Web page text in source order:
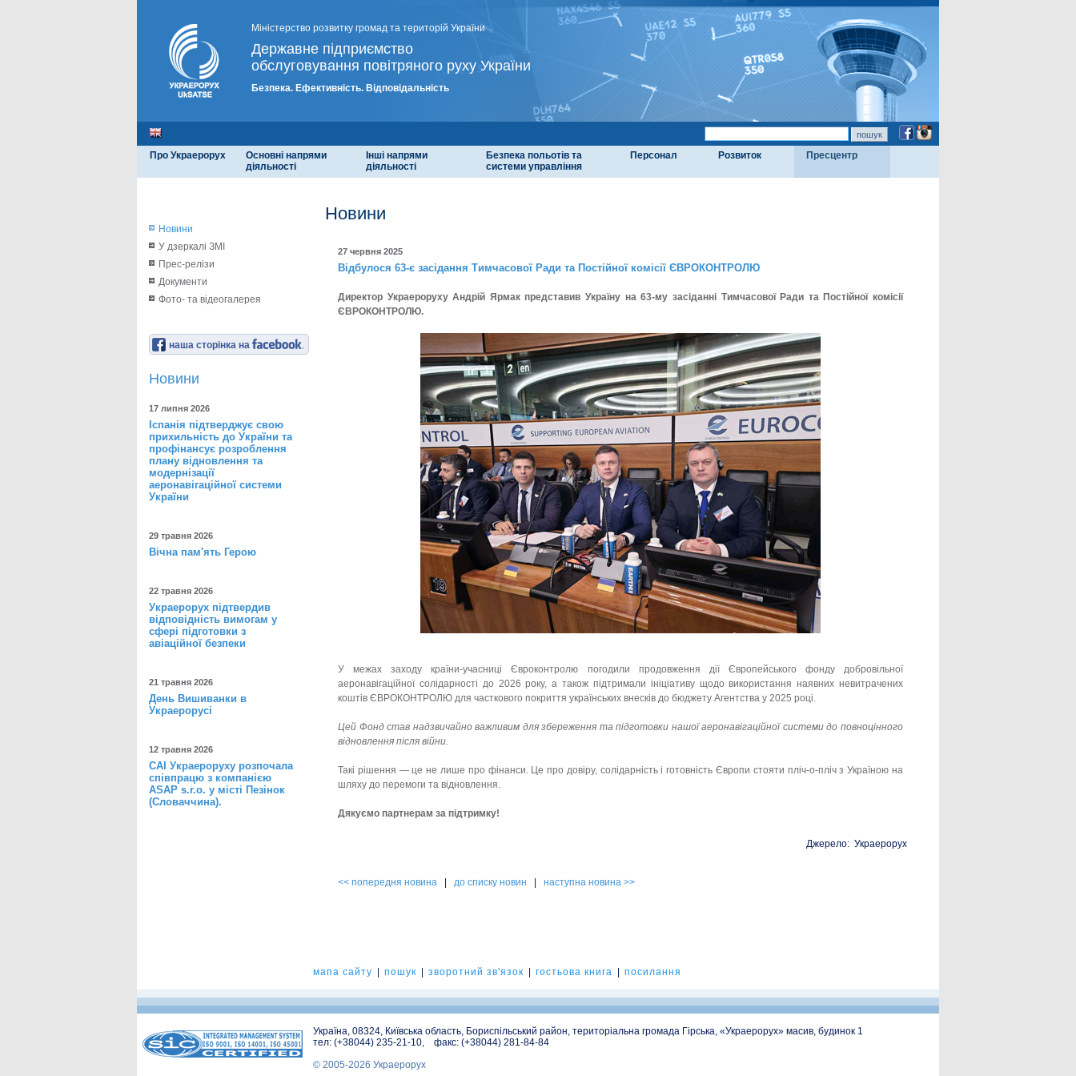
Міністерство розвитку громад та територій України
Державне підприємство
обслуговування повітряного руху України
Безпека. Ефективність. Відповідальність
Про Украерорух
Основні напрями
діяльності
Інші напрями
діяльності
Безпека польотів та
системи управління
Персонал Розвиток Пресцентр
Новини
У дзеркалі ЗМІ
Прес-релізи
Документи
Фото- та відеогалерея
наша сторінка на
Новини
17 липня 2026
Іспанія підтверджує свою
прихильність до України та
профінансує розроблення
плану відновлення та
модернізації
аеронавігаційної системи
України
29 травня 2026
Вічна пам'ять Герою
22 травня 2026
Украерорух підтвердив
відповідність вимогам у
сфері підготовки з
авіаційної безпеки
21 травня 2026
День Вишиванки в
Украерорусі
12 травня 2026
САІ Украероруху розпочала
співпрацю з компанією
ASAP s.r.o. у місті Пезінок
(Словаччина).
Новини
27 червня 2025
Відбулося 63-є засідання Тимчасової Ради та Постійної комісії ЄВРОКОНТРОЛЮ
Директор Украероруху Андрій Ярмак представив Україну на 63-му засіданні Тимчасової Ради та Постійної комісії
ЄВРОКОНТРОЛЮ.
У межах заходу країни-учасниці Євроконтролю погодили продовження дії Європейського фонду добровільної
аеронавігаційної солідарності до 2026 року, а також підтримали ініціативу щодо використання наявних невитрачених
коштів ЄВРОКОНТРОЛЮ для часткового покриття українських внесків до бюджету Агентства у 2025 році.
Цей Фонд став надзвичайно важливим для збереження та підготовки нашої аеронавігаційної системи до повноцінного
відновлення після війни.
Такі рішення — це не лише про фінанси. Це про довіру, солідарність і готовність Європи стояти пліч-о-пліч з Україною на
шляху до перемоги та відновлення.
Дякуємо партнерам за підтримку!
Джерело: Украерорух
<< попередня новина до списку новин наступна новина >>
мапа сайту пошук зворотний зв'язок гостьова книга посилання
Україна, 08324, Київська область, Бориспільський район, територіальна громада Гірська, «Украерорух» масив, будинок 1
тел: (+38044) 235-21-10, факс: (+38044) 281-84-84
© 2005-2026 Украерорух